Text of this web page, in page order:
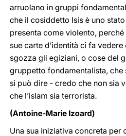
arruolano in gruppi
che il cosiddetto Isis è uno
presenta come violento,
sue carte d’identità ci fa
sgozza gli egiziani, o cose del
gruppetto fondamentalista, che
si può dire - credo che non sia
che l’islam sia terrorista.
(Antoine-Marie Izoard)
Una sua iniziativa concreta per